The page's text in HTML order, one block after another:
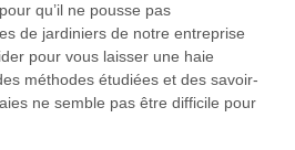
qu’il ne pousse pas
de jardiniers de notre entreprise
pour vous laisser une haie
méthodes étudiées et des savoir-
ne semble pas être difficile pour